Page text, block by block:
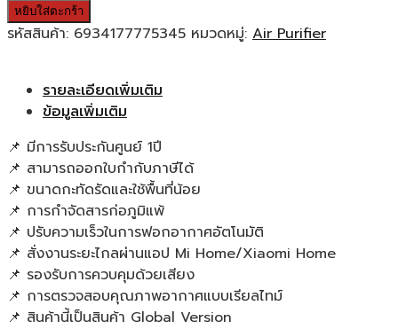
หยิบใส่ตะกร้า
รหัสสินค้า: 6934177775345 หมวดหมู่: Air Purifier
รายละเอียดเพิ่มเติม
ข้อมูลเพิ่มเติม
📌 มีการรับประกันศูนย์ 1ปี
📌 สามารถออกใบกำกับภาษีได้
📌 ขนาดกะทัดรัดและใช้พื้นที่น้อย
📌 การกำจัดสารก่อภูมิแพ้
📌 ปรับความเร็วในการฟอกอากาศอัตโนมัติ
📌 สั่งงานระยะไกลผ่านแอป Mi Home/Xiaomi Home
📌 รองรับการควบคุมด้วยเสียง
📌 การตรวจสอบคุณภาพอากาศแบบเรียลไทม์
📌 สินค้านี้เป็นสินค้า Global Version